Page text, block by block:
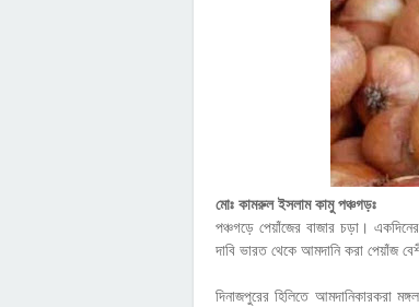
মোঃ কামরুল ইসলাম কামু পঞ্চগড়ঃ
পঞ্চগড়ে পেয়াঁজের বাজার চড়া।
দাবি ভারত থেকে আমদানি করা পেয়াঁজ
দিনাজপুরের হিলিতে আমদানিকারকরা